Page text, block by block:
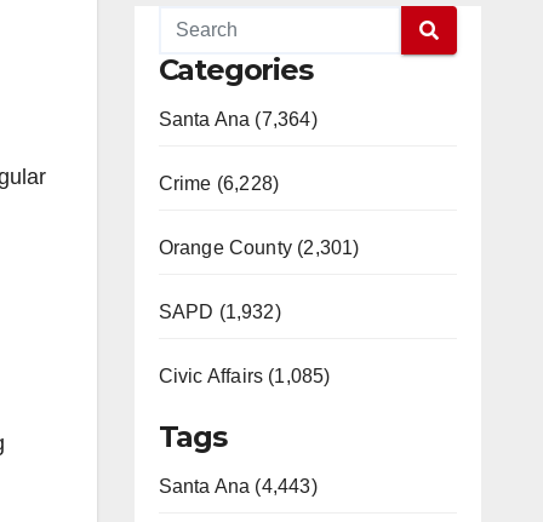
Categories
Santa Ana (7,364)
Crime (6,228)
Orange County (2,301)
SAPD (1,932)
Civic Affairs (1,085)
Tags
Santa Ana (4,443)